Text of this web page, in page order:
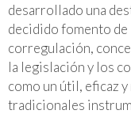
desarrollado una
decidido fomento
corregulación,
la legislación y los
como un útil, eficaz
tradicionales